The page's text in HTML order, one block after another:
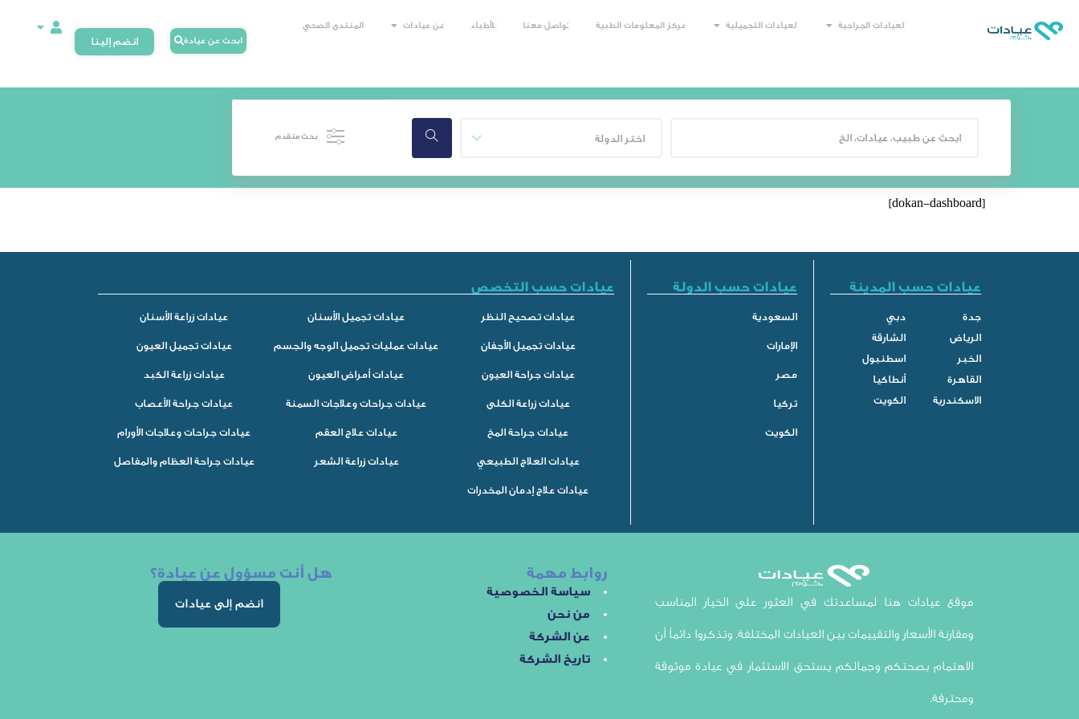
العيادات الجراحية العيادات التجميلية مركز المعلومات الطبية تواصل معنا للأطباء عن عيادات
المنتدى الصحي
ابحث عن عيادة
انضم إلينا
اختر الدولة بحث متقدم
[dokan-dashboard]
عيادات حسب المدينة
جدة
دبي
الرياض
الشارقة
الخبر
اسطنبول
القاهرة
أنطاكيا
الاسكندرية
الكويت
عيادات حسب الدولة
السعودية
الإمارات
مصر
تركيا
الكويت
عيادات حسب التخصص
عيادات تصحيح النظر عيادات تجميل الأسنان عيادات زراعة الأسنان
عيادات تجميل الأجفان عيادات عمليات تجميل الوجه والجسم عيادات تجميل العيون
عيادات جراحة العيون عيادات أمراض العيون عيادات زراعة الكبد
عيادات زراعة الكلى عيادات جراحات وعلاجات السمنة عيادات جراحة الأعصاب
عيادات جراحة المخ عيادات علاج العقم عيادات جراحات وعلاجات الأورام
عيادات العلاج الطبيعي عيادات زراعة الشعر عيادات جراحة العظام والمفاصل
عيادات علاج إدمان المخدرات
موقع عيادات هنا لمساعدتك في العثور على الخيار المناسب
ومقارنة الأسعار والتقييمات بين العيادات المختلفة. وتذكروا دائماً أن
الاهتمام بصحتكم وجمالكم يستحق الاستثمار في عيادة موثوقة
ومحترفة.
روابط مهمة
سياسة الخصوصية
من نحن
عن الشركة
تاريخ الشركة
هل أنت مسؤول عن عيادة؟
انضم إلى عيادات